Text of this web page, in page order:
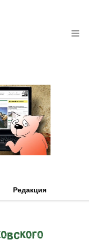
Редакция